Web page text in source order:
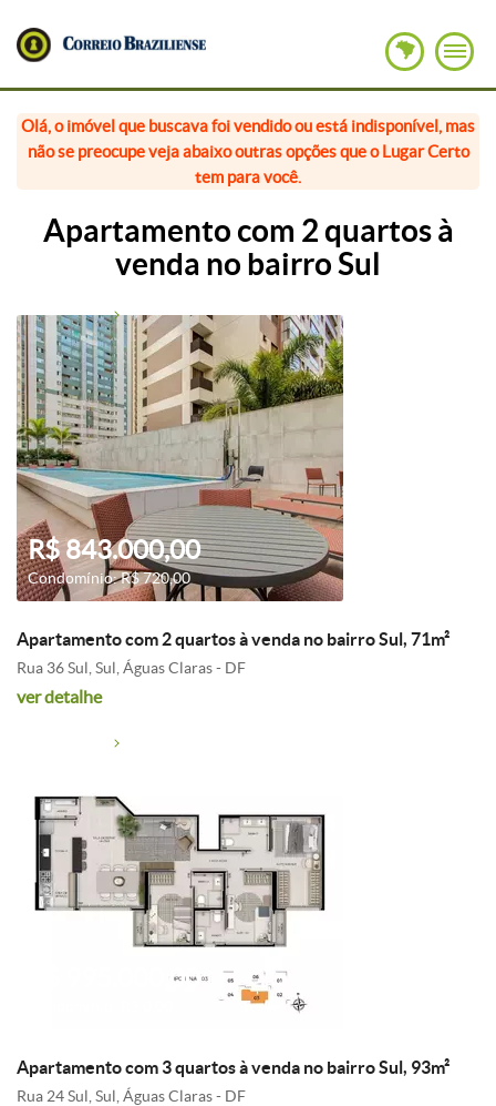
Olá, o imóvel que buscava foi vendido ou está indisponível, mas
não se preocupe veja abaixo outras opções que o Lugar Certo
tem para você.
Apartamento com 2 quartos à
venda no bairro Sul
R$ 843.000,00
Condomínio: R$ 720,00
Apartamento com 2 quartos à venda no bairro Sul, 71m²
Rua 36 Sul, Sul, Águas Claras - DF
ver detalhe
R$ 995.000,00
Apartamento com 3 quartos à venda no bairro Sul, 93m²
Rua 24 Sul, Sul, Águas Claras - DF